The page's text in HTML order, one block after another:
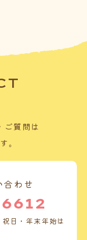
ご質問は
。
わせ
日・年末年始は